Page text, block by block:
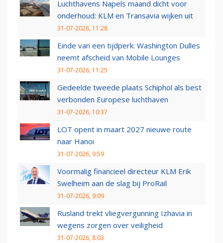
Luchthavens Napels maand dicht voor
onderhoud: KLM en Transavia wijken uit
31-07-2026, 11:28
Einde van een tijdperk: Washington Dulles
neemt afscheid van Mobile Lounges
31-07-2026, 11:25
Gedeelde tweede plaats Schiphol als best
verbonden Europese luchthaven
31-07-2026, 10:37
LOT opent in maart 2027 nieuwe route
naar Hanoi
31-07-2026, 9:59
Voormalig financieel directeur KLM Erik
Swelheim aan de slag bij ProRail
31-07-2026, 9:09
Rusland trekt vliegvergunning Izhavia in
wegens zorgen over veiligheid
31-07-2026, 8:03